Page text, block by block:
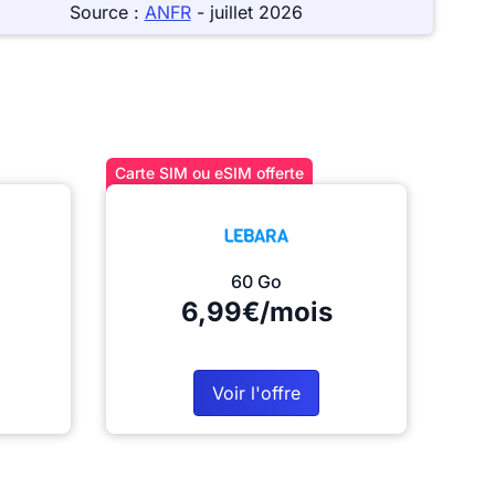
Source : ANFR- juillet 2026
Carte SIM ou eSIM offerte
60 Go
6,99€/mois
Voir l'offre